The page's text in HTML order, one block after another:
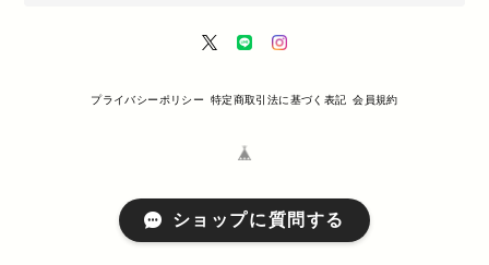
プライバシーポリシー 特定商取引法に基づく表記 会員規約
ショップに質問する